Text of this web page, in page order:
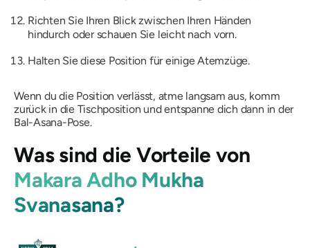
Richten Sie Ihren Blick zwischen Ihren Händen
hindurch oder schauen Sie leicht nach vorn.
Halten Sie diese Position für einige Atemzüge.
Wenn du die Position verlässt, atme langsam aus, komm
zurück in die Tischposition und entspanne dich dann in der
Bal-Asana-Pose.
Was sind die Vorteile von
Makara Adho Mukha
Svanasana?